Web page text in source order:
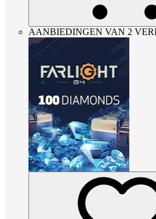
AANBIEDINGEN VAN 2